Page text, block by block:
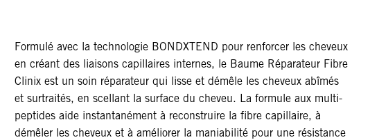
Formulé avec la technologie BONDXTEND pour renforcer les cheveux
en créant des liaisons capillaires internes, le Baume Réparateur Fibre
Clinix est un soin réparateur qui lisse et démêle les cheveux abîmés
et surtraités, en scellant la surface du cheveu. La formule aux multi-
peptides aide instantanément à reconstruire la fibre capillaire, à
démêler les cheveux et à améliorer la maniabilité pour une résistance